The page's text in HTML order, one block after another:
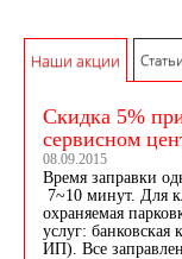
Наши акции
Скидка 5%
сервисном
08.09.2015
Время заправки
7~10 минут. Для
охраняемая
услуг: банковская
ИП). Все